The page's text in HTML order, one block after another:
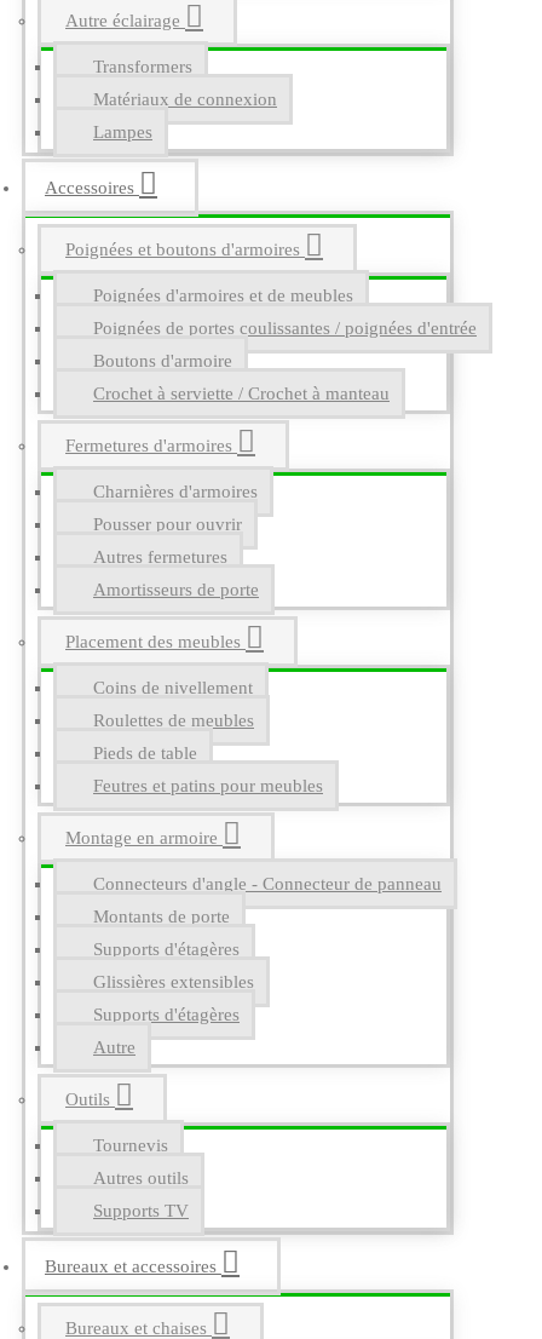
Autre éclairage
Transformers
Matériaux de connexion
Lampes
Accessoires
Poignées et boutons d'armoires
Poignées d'armoires et de meubles
Poignées de portes coulissantes / poignées d'entrée
Boutons d'armoire
Crochet à serviette / Crochet à manteau
Fermetures d'armoires
Charnières d'armoires
Pousser pour ouvrir
Autres fermetures
Amortisseurs de porte
Placement des meubles
Coins de nivellement
Roulettes de meubles
Pieds de table
Feutres et patins pour meubles
Montage en armoire
Connecteurs d'angle - Connecteur de panneau
Montants de porte
Supports d'étagères
Glissières extensibles
Supports d'étagères
Autre
Outils
Tournevis
Autres outils
Supports TV
Bureaux et accessoires
Bureaux et chaises